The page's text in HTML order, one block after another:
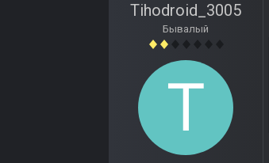
Tihodroid_3005
Бывалый